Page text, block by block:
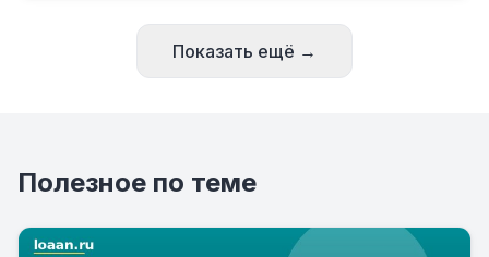
Показать ещё →
Полезное по теме